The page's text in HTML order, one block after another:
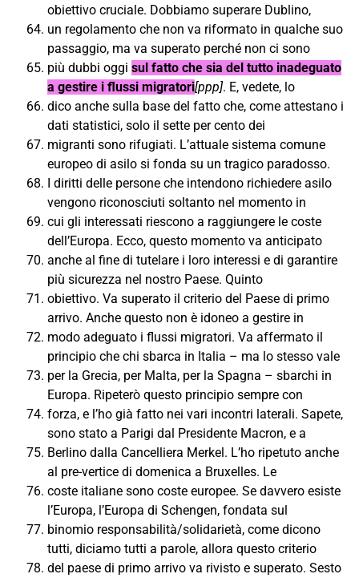
obiettivo cruciale. Dobbiamo superare Dublino,
un regolamento che non va riformato in qualche suo
passaggio, ma va superato perché non ci sono
più dubbi oggi sul fatto che sia del tutto inadeguato
a gestire i flussi migratori[ppp]. E, vedete, lo
dico anche sulla base del fatto che, come attestano i
dati statistici, solo il sette per cento dei
migranti sono rifugiati. L’attuale sistema comune
europeo di asilo si fonda su un tragico paradosso.
I diritti delle persone che intendono richiedere asilo
vengono riconosciuti soltanto nel momento in
cui gli interessati riescono a raggiungere le coste
dell’Europa. Ecco, questo momento va anticipato
anche al fine di tutelare i loro interessi e di garantire
più sicurezza nel nostro Paese. Quinto
obiettivo. Va superato il criterio del Paese di primo
arrivo. Anche questo non è idoneo a gestire in
modo adeguato i flussi migratori. Va affermato il
principio che chi sbarca in Italia – ma lo stesso vale
per la Grecia, per Malta, per la Spagna – sbarchi in
Europa. Ripeterò questo principio sempre con
forza, e l’ho già fatto nei vari incontri laterali. Sapete,
sono stato a Parigi dal Presidente Macron, e a
Berlino dalla Cancelliera Merkel. L’ho ripetuto anche
al pre-vertice di domenica a Bruxelles. Le
coste italiane sono coste europee. Se davvero esiste
l’Europa, l’Europa di Schengen, fondata sul
binomio responsabilità/solidarietà, come dicono
tutti, diciamo tutti a parole, allora questo criterio
del paese di primo arrivo va rivisto e superato. Sesto